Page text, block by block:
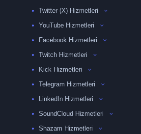
Twitter (X) Hizmetleri
YouTube Hizmetleri
Facebook Hizmetleri
Twitch Hizmetleri
Kick Hizmetleri
Telegram Hizmetleri
LinkedIn Hizmetleri
SoundCloud Hizmetleri
Shazam Hizmetleri